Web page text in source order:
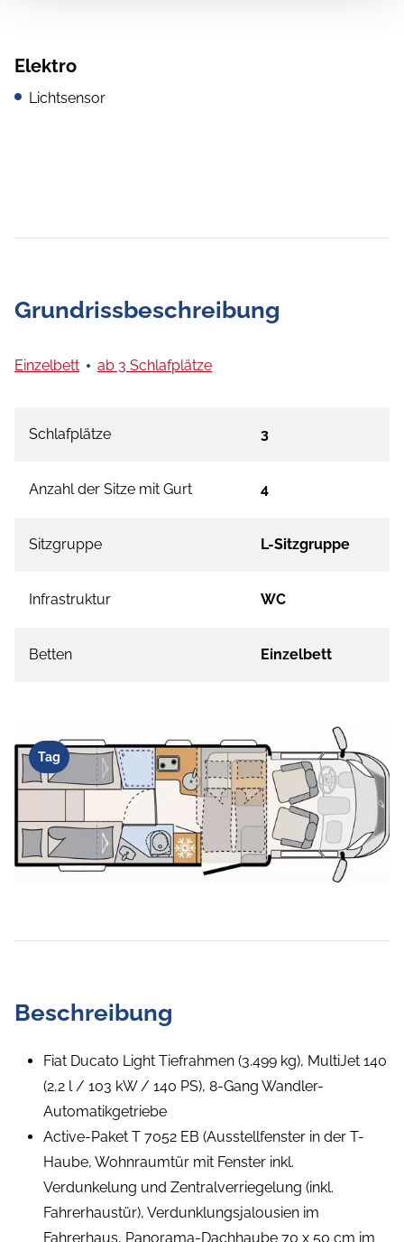
Elektro
Lichtsensor
Grundrissbeschreibung
Einzelbett ab 3 Schlafplätze
Schlafplätze 3
Anzahl der Sitze mit Gurt 4
Sitzgruppe L-Sitzgruppe
Infrastruktur WC
Betten Einzelbett
Tag
Beschreibung
Fiat Ducato Light Tiefrahmen (3.499 kg), MultiJet 140
(2,2 l / 103 kW / 140 PS), 8-Gang Wandler-
Automatikgetriebe
Active-Paket T 7052 EB (Ausstellfenster in der T-
Haube, Wohnraumtür mit Fenster inkl.
Verdunkelung und Zentralverriegelung (inkl.
Fahrerhaustür), Verdunklungsjalousien im
Fahrerhaus, Panorama-Dachhaube 70 x 50 cm im